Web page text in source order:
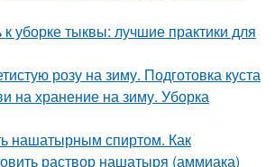
к уборке тыквы: лучшие практики для
розу на зиму. Подготовка куста
на хранение на зиму. Уборка
нашатырным спиртом. Как
раствор нашатыря (аммиака)